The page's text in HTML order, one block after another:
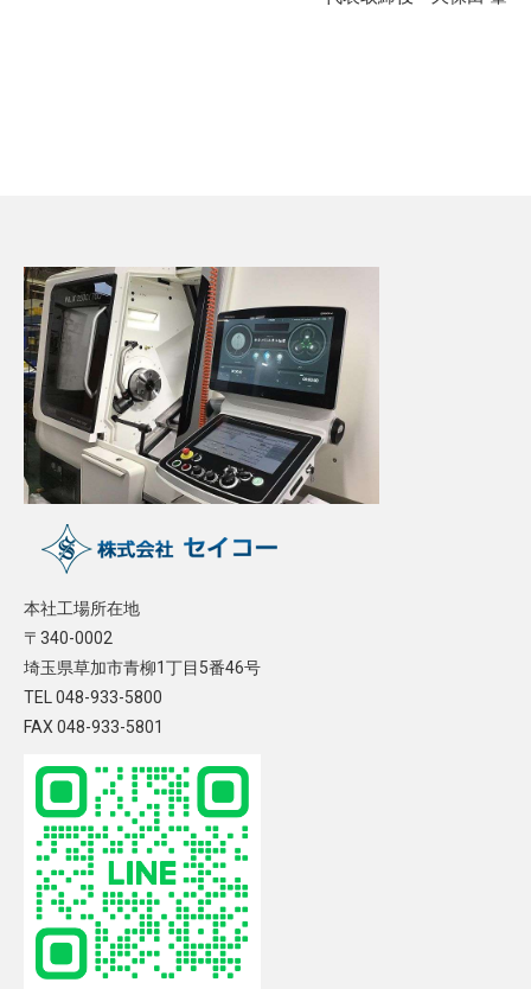
本社工場所在地
〒340-0002
埼玉県草加市青柳1丁目5番46号
TEL 048-933-5800
FAX 048-933-5801